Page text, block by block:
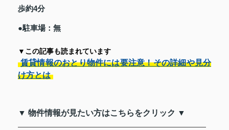
歩約4分
●駐車場：無
▼この記事も読まれています
賃貸情報のおとり物件には要注意！その詳細や見分
け方とは
▼ 物件情報が見たい方はこちらをクリック ▼